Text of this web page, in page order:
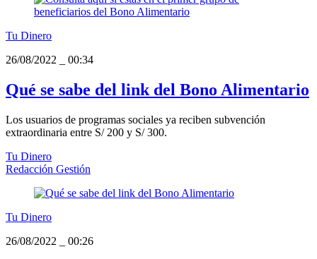
Tu Dinero
26/08/2022
00:34
Qué se sabe del link del Bono Alimentario
Los usuarios de programas sociales ya reciben subvención
extraordinaria entre S/ 200 y S/ 300.
Tu Dinero
Redacción Gestión
Tu Dinero
26/08/2022
00:26